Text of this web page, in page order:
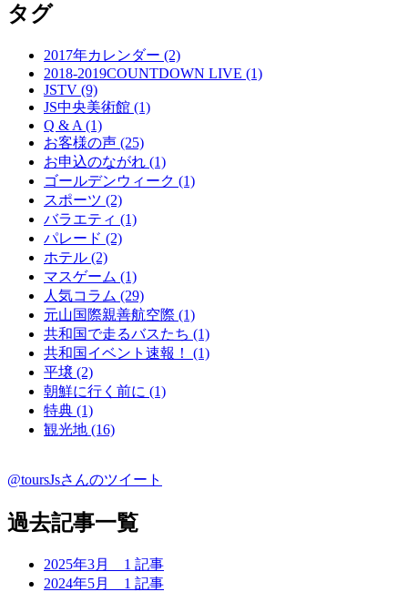
タグ
2017年カレンダー (2)
2018-2019COUNTDOWN LIVE (1)
JSTV (9)
JS中央美術館 (1)
Q & A (1)
お客様の声 (25)
お申込のながれ (1)
ゴールデンウィーク (1)
スポーツ (2)
バラエティ (1)
パレード (2)
ホテル (2)
マスゲーム (1)
人気コラム (29)
元山国際親善航空際 (1)
共和国で走るバスたち (1)
共和国イベント速報！ (1)
平壌 (2)
朝鮮に行く前に (1)
特典 (1)
観光地 (16)
@toursJsさんのツイート
過去記事一覧
2025年3月 1 記事
2024年5月 1 記事